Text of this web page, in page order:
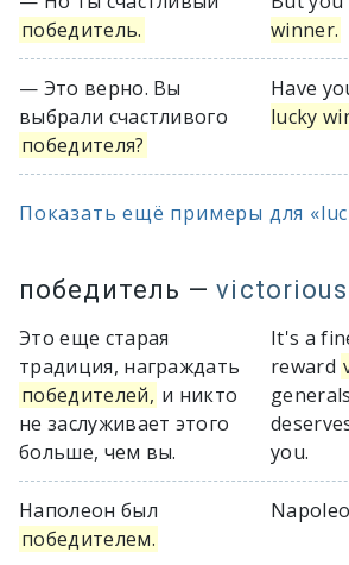
победитель.
winner.
— Это верно. Вы
выбрали счастливого
победителя?
Have
lucky
Показать ещё примеры для
победитель —victorious
Это еще старая
традиция, награждать
победителей, и никто
не заслуживает этого
больше, чем вы.
It's a
reward
you.
Наполеон был
победителем.